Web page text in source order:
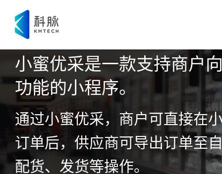
科脉小蜜优采
小蜜优采是一款支持商户
功能的小程序。
通过小蜜优采，商户可直接在
订单后，供应商可导出订单至
配货、发货等操作。